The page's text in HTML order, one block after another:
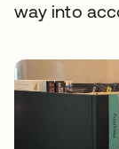
way into